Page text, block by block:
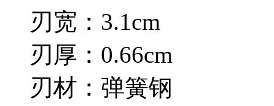
刃宽：3.1cm
刃厚：0.66cm
刃材：弹簧钢